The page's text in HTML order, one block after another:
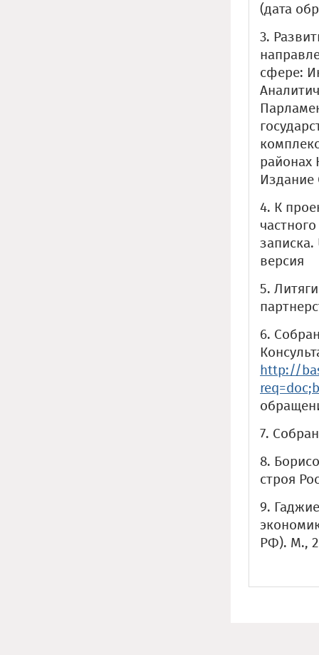
(дата
3.
сфере:
районах
Издание
4. К
версия
5.
6.
http://
7.
8.
строя
9.
РФ). М.,